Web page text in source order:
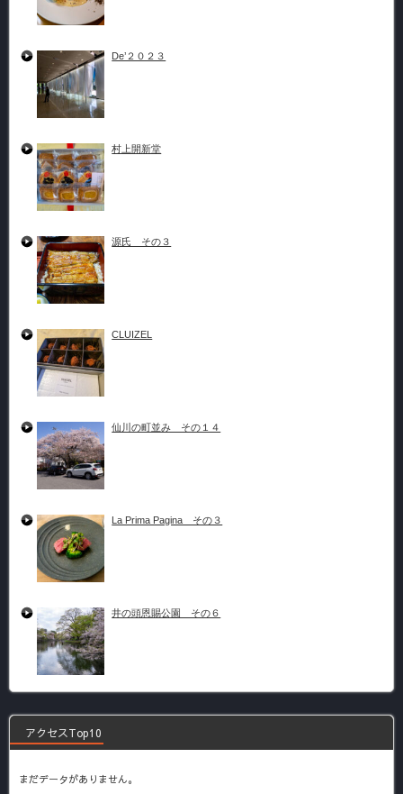
De’２０２３
村上開新堂
源氏 その３
CLUIZEL
仙川の町並み その１４
La Prima Pagina その３
井の頭恩賜公園 その６
アクセスTop10
まだデータがありません。